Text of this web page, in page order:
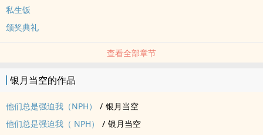
私生饭
颁奖典礼
查看全部章节
银月当空的作品
他们总是强迫我（NPH） / 银月当空
他们总是强迫我（ NPH）
/ 银月当空